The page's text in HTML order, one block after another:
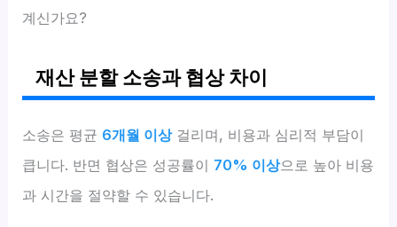
계신가요?
재산 분할 소송과 협상 차이
소송은 평균 6개월 이상걸리며, 비용과 심리적 부담이
큽니다. 반면 협상은 성공률이 70% 이상으로 높아 비용
과 시간을 절약할 수 있습니다.